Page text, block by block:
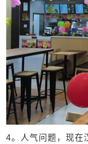
4。人气问题，现在